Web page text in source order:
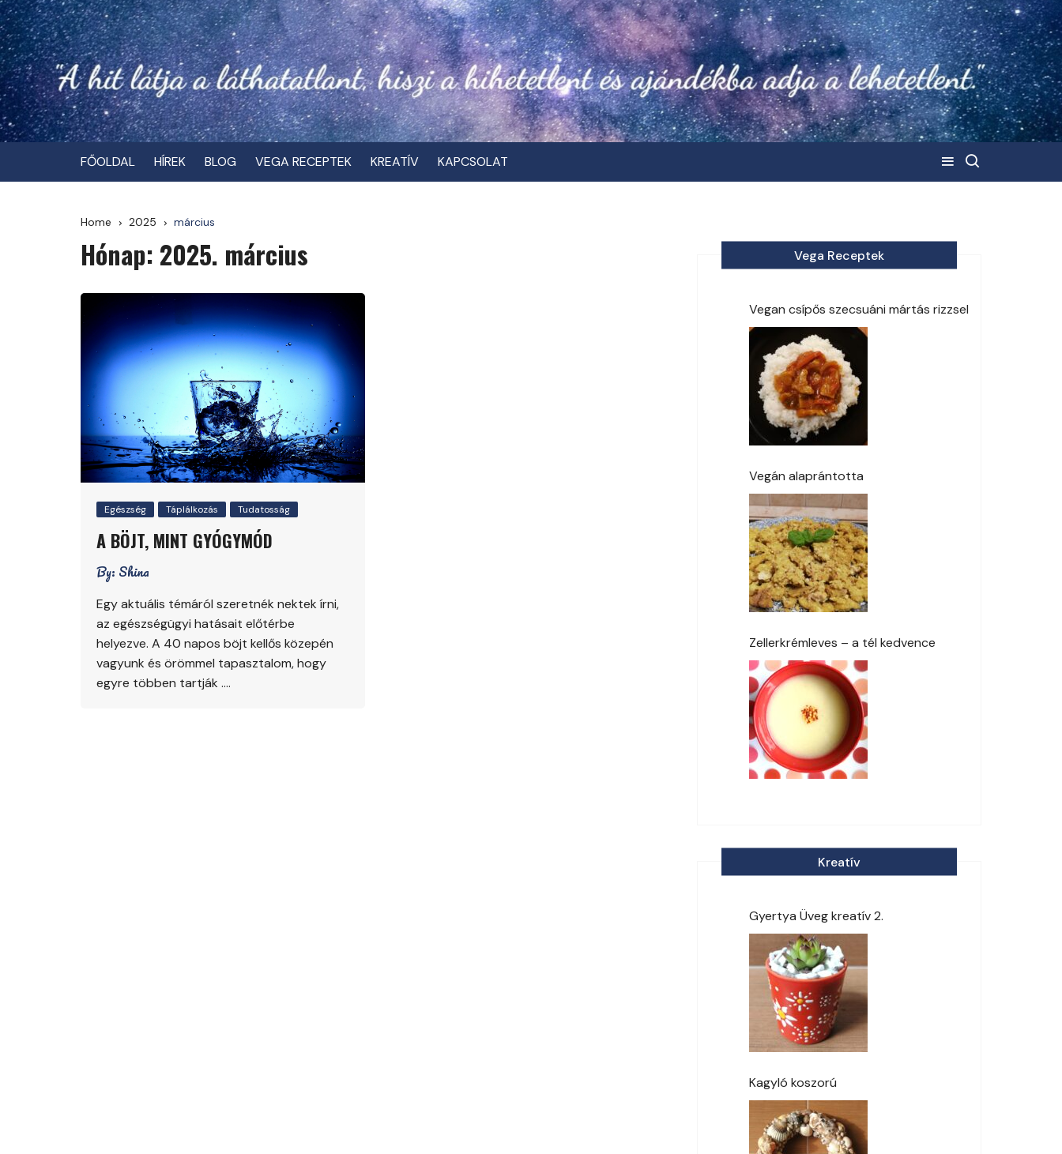
Skip
to
content
FŐOLDAL HÍREK BLOG VEGA RECEPTEK KREATÍV KAPCSOLAT
Home 2025 március
Hónap: 2025. március
Egészség Táplálkozás Tudatosság
A BÖJT, MINT GYÓGYMÓD
By: Shina
Egy aktuális témáról szeretnék nektek írni,
az egészségügyi hatásait előtérbe
helyezve. A 40 napos böjt kellős közepén
vagyunk és örömmel tapasztalom, hogy
egyre többen tartják ….
Vega Receptek
Vegan csípős szecsuáni mártás rizzsel
Vegán alaprántotta
Zellerkrémleves – a tél kedvence
Kreatív
Gyertya Üveg kreatív 2.
Kagyló koszorú